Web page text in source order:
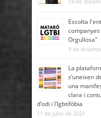
Escolta
Orgullosa"
9 de
La
s’uneixen
una
clara i
d’odi i l’lgbtifòbia
11 de julio de 2021